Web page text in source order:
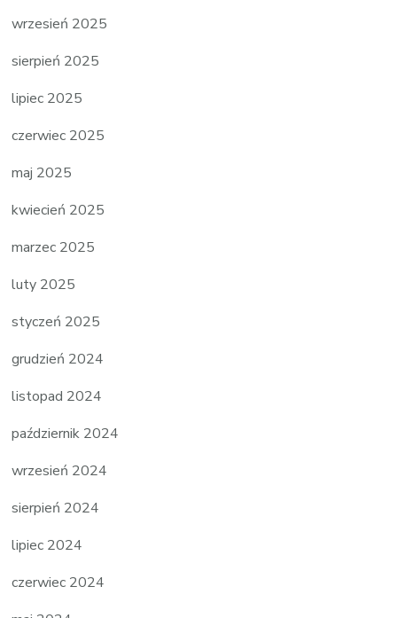
wrzesień 2025
sierpień 2025
lipiec 2025
czerwiec 2025
maj 2025
kwiecień 2025
marzec 2025
luty 2025
styczeń 2025
grudzień 2024
listopad 2024
październik 2024
wrzesień 2024
sierpień 2024
lipiec 2024
czerwiec 2024